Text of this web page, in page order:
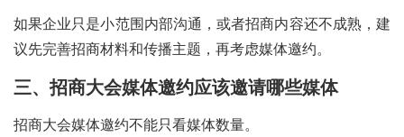
如果企业只是小范围内部沟通，或者招商内容还不成熟，建
议先完善招商材料和传播主题，再考虑媒体邀约。
三、招商大会媒体邀约应该邀请哪些媒体
招商大会媒体邀约不能只看媒体数量。